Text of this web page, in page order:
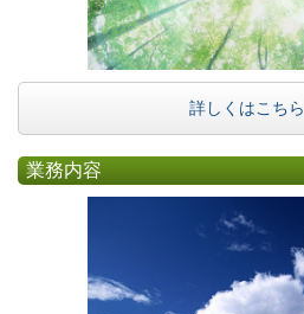
詳しくはこちら
業務内容